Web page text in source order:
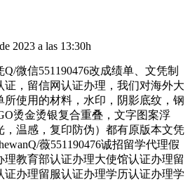
2023 a las 13:30h
微信551190476改成绩单、文凭制
，留信网认证办理，我们对海外大
使用的材料，水印，阴影底纹，钢
烫金烫银复合重叠，文字图案浮
，温感，复印防伪）都有原版本文凭
薇551190476诚招留学代理假
教育部认证办理大使馆认证办理留
办理留服认证办理学历认证办理学